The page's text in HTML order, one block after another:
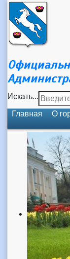
Искать...
Главная
О